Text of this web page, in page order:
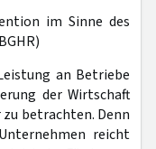
im Sinne des
an Betriebe
der Wirtschaft
betrachten. Denn
reicht